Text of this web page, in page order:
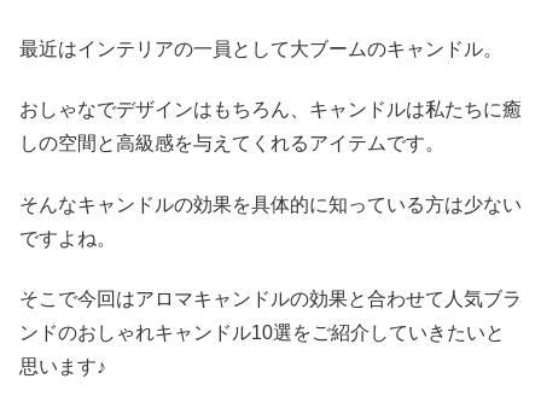
最近はインテリアの一員として大ブームのキャンドル。
おしゃなでデザインはもちろん、キャンドルは私たちに癒
しの空間と高級感を与えてくれるアイテムです。
そんなキャンドルの効果を具体的に知っている方は少ない
ですよね。
そこで今回はアロマキャンドルの効果と合わせて人気ブラ
ンドのおしゃれキャンドル10選をご紹介していきたいと
思います♪